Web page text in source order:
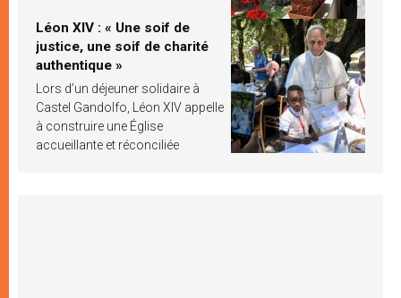
Léon XIV : « Une soif de
justice, une soif de charité
authentique »
Lors d’un déjeuner solidaire à
Castel Gandolfo, Léon XIV appelle
à construire une Église
accueillante et réconciliée